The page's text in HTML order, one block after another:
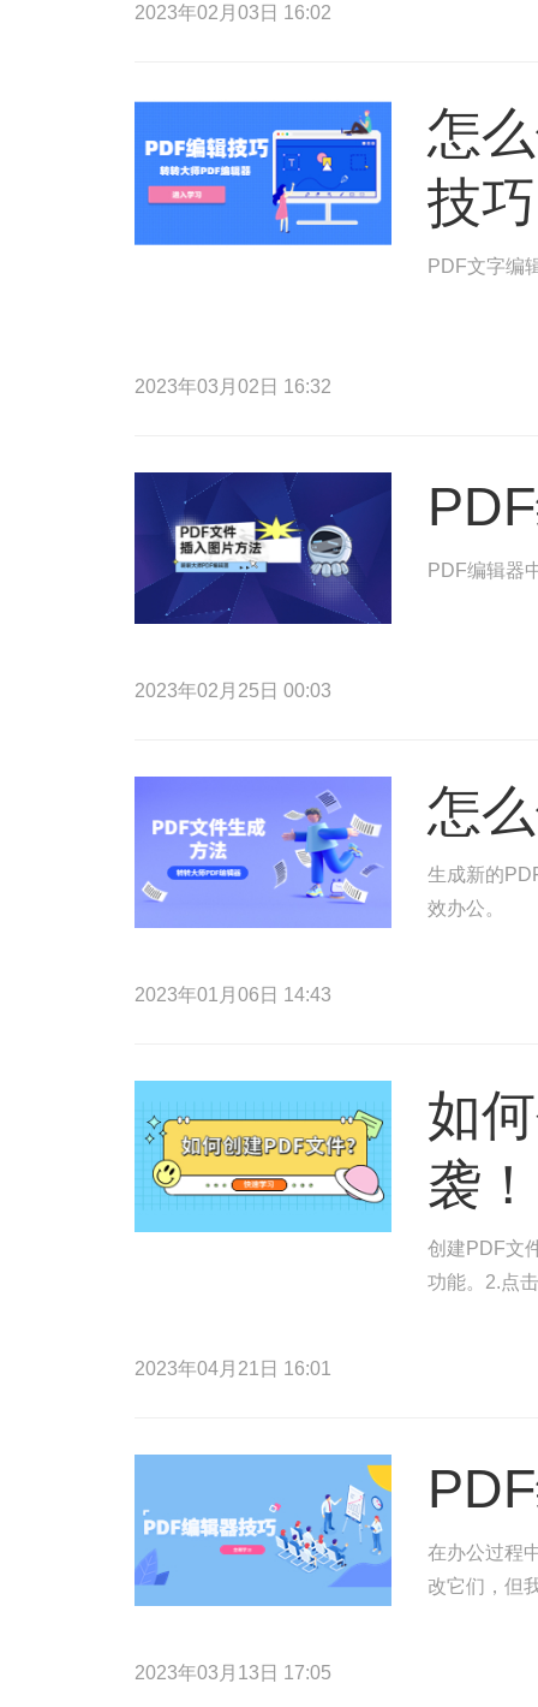
2023年02月03日 16:02
怎
技巧
PDF文字编
2023年03月02日 16:32
PDF编辑器
2023年02月25日 00:03
怎
生成新的
效办公。
2023年01月06日 14:43
如
袭！
创建PDF文
功能。2.点
2023年04月21日 16:01
在办公过程
改它们，但
2023年03月13日 17:05